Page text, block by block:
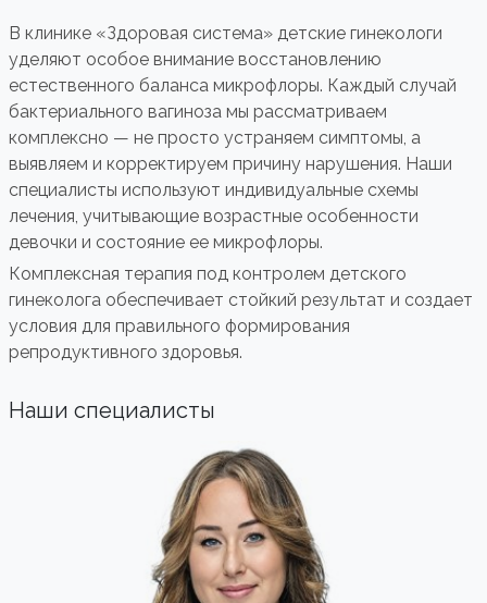
В клинике «Здоровая система» детские гинекологи
уделяют особое внимание восстановлению
естественного баланса микрофлоры. Каждый случай
бактериального вагиноза мы рассматриваем
комплексно — не просто устраняем симптомы, а
выявляем и корректируем причину нарушения. Наши
специалисты используют индивидуальные схемы
лечения, учитывающие возрастные особенности
девочки и состояние ее микрофлоры.
Комплексная терапия под контролем детского
гинеколога обеспечивает стойкий результат и создает
условия для правильного формирования
репродуктивного здоровья.
Наши специалисты